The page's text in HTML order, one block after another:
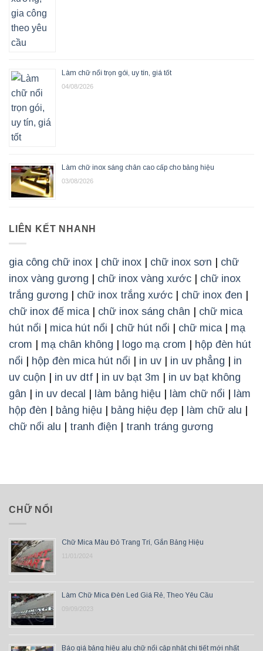
Làm chữ nổi trọn gói, uy tín, giá tốt
04/08/2026
Làm chữ inox sáng chân cao cấp cho bảng hiệu
03/08/2026
LIÊN KẾT NHANH
gia công chữ inox | chữ inox | chữ inox sơn | chữ
inox vàng gương | chữ inox vàng xước | chữ inox
trắng gương | chữ inox trắng xước | chữ inox đen |
chữ inox đế mica | chữ inox sáng chân | chữ mica
hút nổi | mica hút nổi | chữ hút nổi | chữ mica | mạ
crom | mạ chân không | logo mạ crom | hộp đèn hút
nổi | hộp đèn mica hút nổi | in uv | in uv phẳng | in
uv cuộn | in uv dtf | in uv bạt 3m | in uv bạt không
gân | in uv decal | làm bảng hiệu | làm chữ nổi | làm
hộp đèn | bảng hiệu | bảng hiệu đẹp | làm chữ alu |
chữ nổi alu | tranh điện | tranh tráng gương
CHỮ NỔI
Chữ Mica Màu Đỏ Trang Trí, Gắn Bảng Hiệu
11/01/2024
Làm Chữ Mica Đèn Led Giá Rẻ, Theo Yêu Cầu
09/09/2023
Báo giá bảng hiệu alu chữ nổi cập nhật chi tiết mới nhất